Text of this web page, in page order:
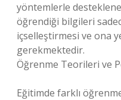
yöntemlerle
öğrendiği bilgileri
içselleştirmesi ve ona
gerekmektedir.
Öğrenme Teorileri ve
Eğitimde farklı